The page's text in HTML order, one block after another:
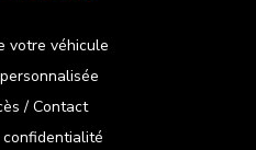
votre véhicule
/ Contact